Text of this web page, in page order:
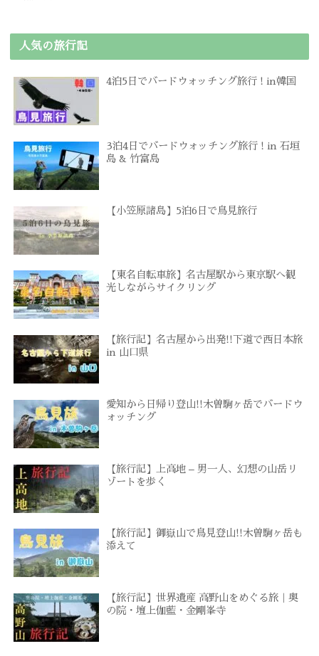
人気の旅行記
4泊5日でバードウォッチング旅行 ! in韓国
3泊4日でバードウォッチング旅行 ! in 石垣
島 & 竹富島
【小笠原諸島】5泊6日で鳥見旅行
【東名自転車旅】名古屋駅から東京駅へ観
光しながらサイクリング
【旅行記】名古屋から出発!!下道で西日本旅
in 山口県
愛知から日帰り登山!!木曽駒ヶ岳でバードウ
ォッチング
【旅行記】上高地 – 男一人、幻想の山岳リ
ゾートを歩く
【旅行記】御嶽山で鳥見登山!!木曽駒ヶ岳も
添えて
【旅行記】世界遺産 高野山をめぐる旅｜奥
の院・壇上伽藍・金剛峯寺